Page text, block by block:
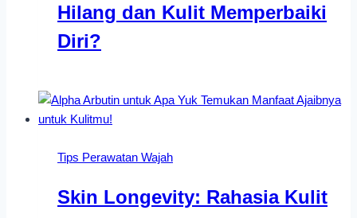
Hilang dan Kulit Memperbaiki
Diri?
Tips Perawatan Wajah
Skin Longevity: Rahasia Kulit